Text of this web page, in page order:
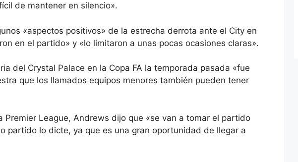
de mantener en silencio».
«aspectos positivos» de la estrecha derrota ante el City en
en el partido» y «lo limitaron a unas pocas ocasiones claras».
del Crystal Palace en la Copa FA la temporada pasada «fue
que los llamados equipos menores también pueden tener
Premier League, Andrews dijo que «se van a tomar el partido
partido lo dicte, ya que es una gran oportunidad de llegar a